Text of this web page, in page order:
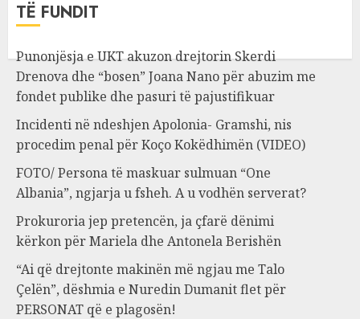
TË FUNDIT
Punonjësja e UKT akuzon drejtorin Skerdi
Drenova dhe “bosen” Joana Nano për abuzim me
fondet publike dhe pasuri të pajustifikuar
Incidenti në ndeshjen Apolonia- Gramshi, nis
procedim penal për Koço Kokëdhimën (VIDEO)
FOTO/ Persona të maskuar sulmuan “One
Albania”, ngjarja u fsheh. A u vodhën serverat?
Prokuroria jep pretencën, ja çfarë dënimi
kërkon për Mariela dhe Antonela Berishën
“Ai që drejtonte makinën më ngjau me Talo
Çelën”, dëshmia e Nuredin Dumanit flet për
PERSONAT që e plagosën!